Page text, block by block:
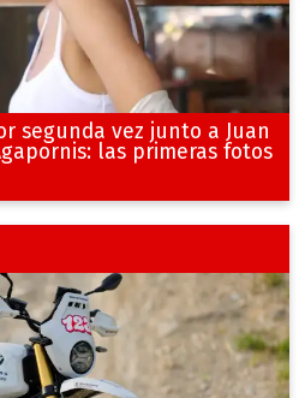
segunda vez junto a Juan
las primeras fotos